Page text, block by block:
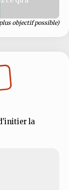
objectif possible)
la